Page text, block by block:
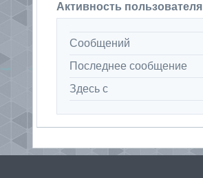
Активность пользователя
Сообщений
Последнее сообщение
Здесь с